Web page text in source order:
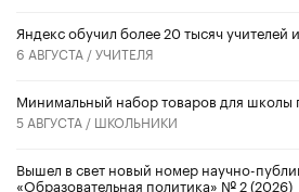
​Яндекс обучил более 20 тысяч учителей
6 АВГУСТА /УЧИТЕЛЯ
Минимальный набор товаров для школы
5 АВГУСТА / ШКОЛЬНИКИ
Вышел в свет новый номер научно-
«Образовательная политика» № 2 (2026)